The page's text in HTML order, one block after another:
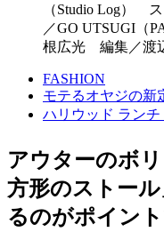
（Studio Log）
／GO UTSUGI（
根広光 編集／渡
FASHION
モテるオヤジの新
ハリウッド ランチ
アウターのボ
方形のストー
るのがポイン